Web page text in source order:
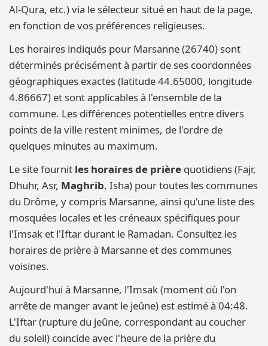
Al-Qura, etc.) via le sélecteur situé en haut de la page,
en fonction de vos préférences religieuses.
Les horaires indiqués pour Marsanne (26740) sont
déterminés précisément à partir de ses coordonnées
géographiques exactes (latitude 44.65000, longitude
4.86667) et sont applicables à l'ensemble de la
commune. Les différences potentielles entre divers
points de la ville restent minimes, de l'ordre de
quelques minutes au maximum.
Le site fournit les horaires de prière quotidiens (Fajr,
Dhuhr, Asr, Maghrib, Isha) pour toutes les communes
du Drôme, y compris Marsanne, ainsi qu'une liste des
mosquées locales et les créneaux spécifiques pour
l'Imsak et l'Iftar durant le Ramadan. Consultez les
horaires de prière à Marsanne et des communes
voisines.
Aujourd'hui à Marsanne, l'Imsak (moment où l'on
arrête de manger avant le jeûne) est estimé à 04:48.
L'Iftar (rupture du jeûne, correspondant au coucher
du soleil) coïncide avec l'heure de la prière du